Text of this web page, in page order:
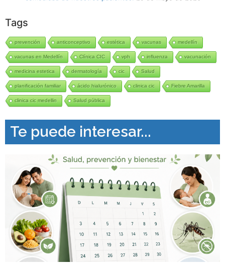
Tags
prevención anticonceptivo estética vacunas medellín
vacunas en Medellín Clínica CIC vph influenza vacunación
medicina estetica dermatología cic Salud
planificación familiar ácido hialurónico clinica cic Fiebre Amarilla
clinica cic medellin Salud pública
Te puede interesar...